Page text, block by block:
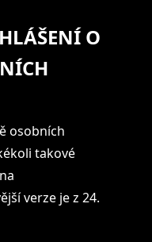
O
osobních
takové
verze je z 24.